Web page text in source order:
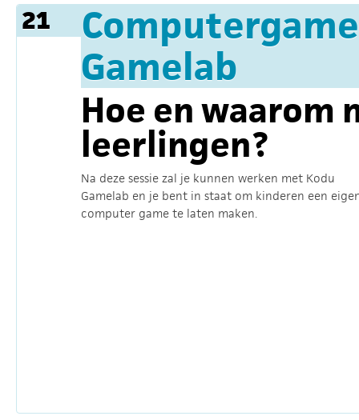
21
Gamelab
Hoe en waarom
leerlingen?
Na deze sessie zal je kunnen werken met Kodu
Gamelab en je bent in staat om kinderen een
computer game te laten maken.